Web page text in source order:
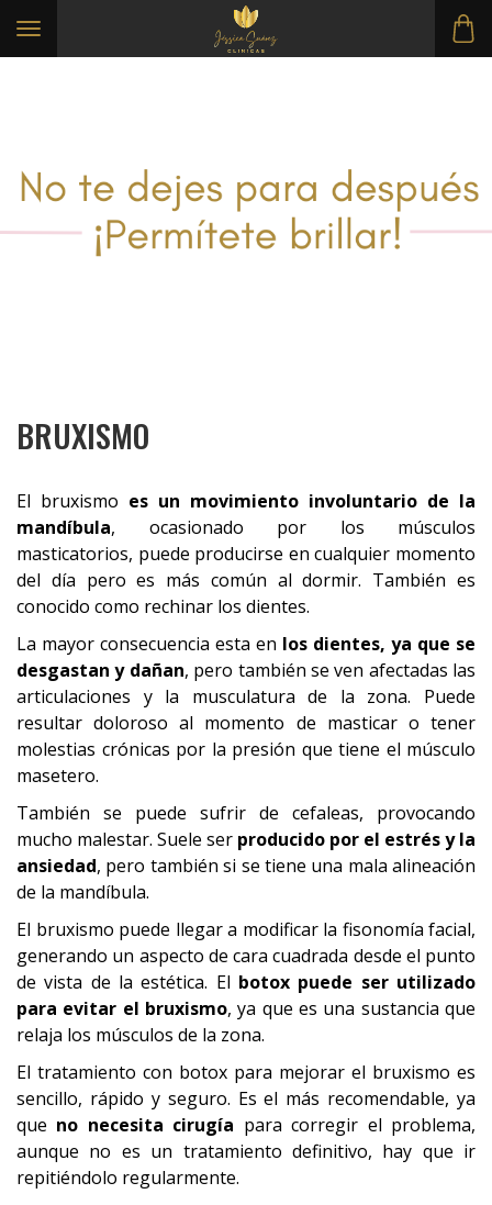
Toggle navigation
BRUXISMO
El bruxismo es un movimiento involuntario de la
mandíbula, ocasionado por los músculos
masticatorios, puede producirse en cualquier momento
del día pero es más común al dormir. También es
conocido como rechinar los dientes.
La mayor consecuencia esta en los dientes, ya que se
desgastan y dañan, pero también se ven afectadas las
articulaciones y la musculatura de la zona. Puede
resultar doloroso al momento de masticar o tener
molestias crónicas por la presión que tiene el músculo
masetero.
También se puede sufrir de cefaleas, provocando
mucho malestar. Suele ser producido por el estrés y la
ansiedad, pero también si se tiene una mala alineación
de la mandíbula.
El bruxismo puede llegar a modificar la fisonomía facial,
generando un aspecto de cara cuadrada desde el punto
de vista de la estética. El botox puede ser utilizado
para evitar el bruxismo, ya que es una sustancia que
relaja los músculos de la zona.
El tratamiento con botox para mejorar el bruxismo es
sencillo, rápido y seguro. Es el más recomendable, ya
que no necesita cirugía para corregir el problema,
aunque no es un tratamiento definitivo, hay que ir
repitiéndolo regularmente.